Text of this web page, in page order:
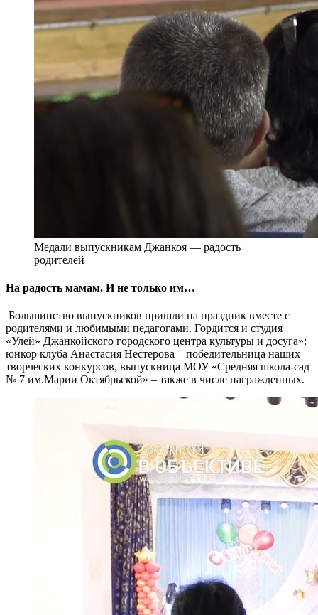
Медали выпускникам Джанкоя — радость
родителей
На радость мамам. И не только им…
Большинство выпускников пришли на праздник вместе с
родителями и любимыми педагогами. Гордится и студия
«Улей» Джанкойского городского центра культуры и досуга»:
юнкор клуба Анастасия Нестерова – победительница наших
творческих конкурсов, выпускница МОУ «Средняя школа-сад
№ 7 им.Марии Октябрьской» – также в числе награжденных.